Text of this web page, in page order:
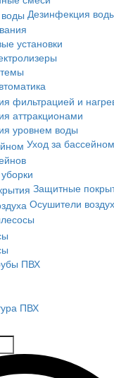
Дезинфекция
установки
фильтрацией и
аттракционами
уровнем воды
Уход за бассейном
Защитные
Осушители
ПВХ
ПВХ